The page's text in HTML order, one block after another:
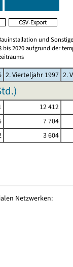
und
2020 aufgrund der
2. Vierteljahr 1997 2.
)
12 412
7 704
3 604
Netzwerken: